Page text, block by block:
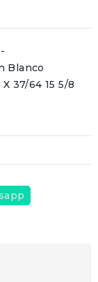
Blanco
37/64 15 5/8